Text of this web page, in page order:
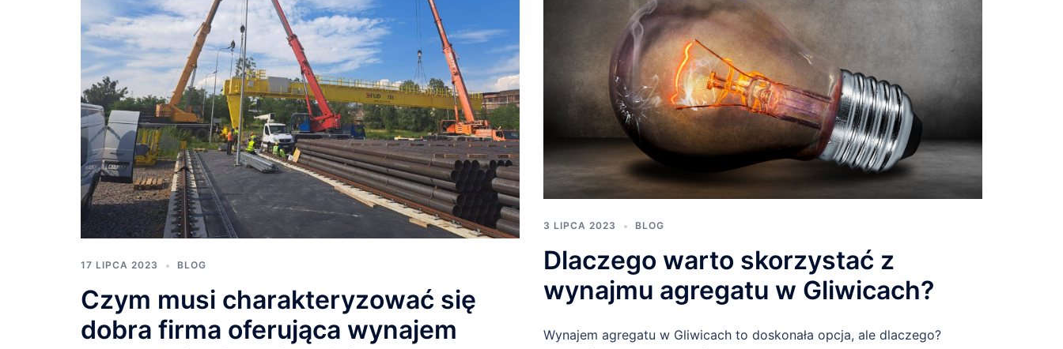
17 LIPCA 2023 BLOG
Czym musi charakteryzować się
dobra firma oferująca wynajem
3 LIPCA 2023 BLOG
Dlaczego warto skorzystać z
wynajmu agregatu w Gliwicach?
Wynajem agregatu w Gliwicach to doskonała opcja, ale dlaczego?